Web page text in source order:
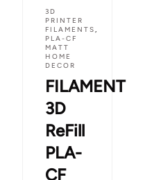
3D
PRINTER
FILAMENTS,
PLA-CF
MATT
HOME
DECOR
FILAMENT
3D
ReFill
PLA-
CF